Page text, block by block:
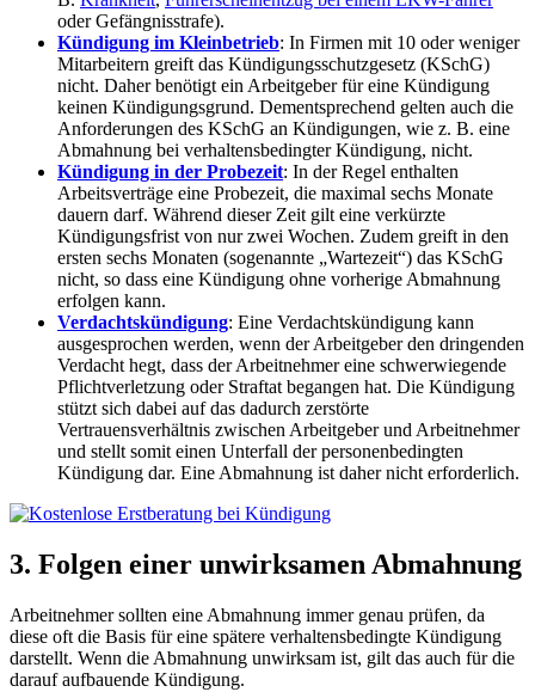
oder Gefängnisstrafe).
Kündigung im Kleinbetrieb: In Firmen mit 10 oder weniger
Mitarbeitern greift das Kündigungsschutzgesetz (KSchG)
nicht. Daher benötigt ein Arbeitgeber für eine Kündigung
keinen Kündigungsgrund. Dementsprechend gelten auch die
Anforderungen des KSchG an Kündigungen, wie z. B. eine
Abmahnung bei verhaltensbedingter Kündigung, nicht.
Kündigung in der Probezeit: In der Regel enthalten
Arbeitsverträge eine Probezeit, die maximal sechs Monate
dauern darf. Während dieser Zeit gilt eine verkürzte
Kündigungsfrist von nur zwei Wochen. Zudem greift in den
ersten sechs Monaten (sogenannte „Wartezeit“) das KSchG
nicht, so dass eine Kündigung ohne vorherige Abmahnung
erfolgen kann.
Verdachtskündigung: Eine Verdachtskündigung kann
ausgesprochen werden, wenn der Arbeitgeber den dringenden
Verdacht hegt, dass der Arbeitnehmer eine schwerwiegende
Pflichtverletzung oder Straftat begangen hat. Die Kündigung
stützt sich dabei auf das dadurch zerstörte
Vertrauensverhältnis zwischen Arbeitgeber und Arbeitnehmer
und stellt somit einen Unterfall der personenbedingten
Kündigung dar. Eine Abmahnung ist daher nicht erforderlich.
3. Folgen einer unwirksamen Abmahnung
Arbeitnehmer sollten eine Abmahnung immer genau prüfen, da
diese oft die Basis für eine spätere verhaltensbedingte Kündigung
darstellt. Wenn die Abmahnung unwirksam ist, gilt das auch für die
darauf aufbauende Kündigung.